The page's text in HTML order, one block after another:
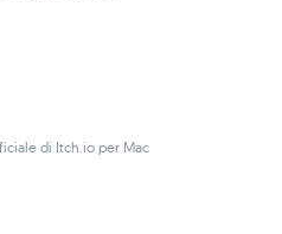
di Itch.io per Mac